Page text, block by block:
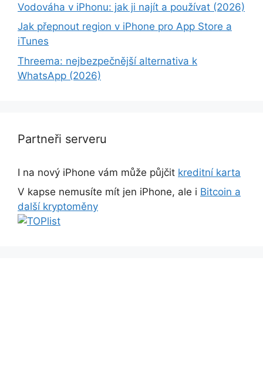
Vodováha v iPhonu: jak ji najít a používat (2026)
Jak přepnout region v iPhone pro App Store a
iTunes
Threema: nejbezpečnější alternativa k
WhatsApp (2026)
Partneři serveru
I na nový iPhone vám může půjčit kreditní karta
V kapse nemusíte mít jen iPhone, ale i Bitcoin a
další kryptoměny